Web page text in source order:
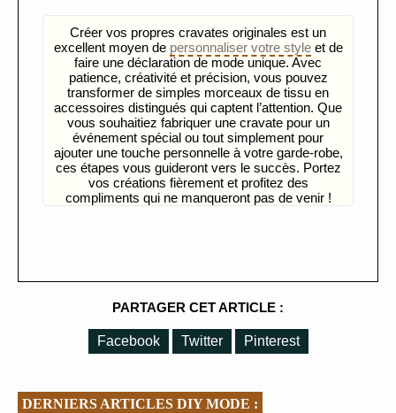
Créer vos propres cravates originales est un
excellent moyen de personnaliser votre styleet de
faire une déclaration de mode unique. Avec
patience, créativité et précision, vous pouvez
transformer de simples morceaux de tissu en
accessoires distingués qui captent l’attention. Que
vous souhaitiez fabriquer une cravate pour un
événement spécial ou tout simplement pour
ajouter une touche personnelle à votre garde-robe,
ces étapes vous guideront vers le succès. Portez
vos créations fièrement et profitez des
compliments qui ne manqueront pas de venir !
PARTAGER CET ARTICLE :
Facebook Twitter Pinterest
DERNIERS ARTICLES DIY MODE :